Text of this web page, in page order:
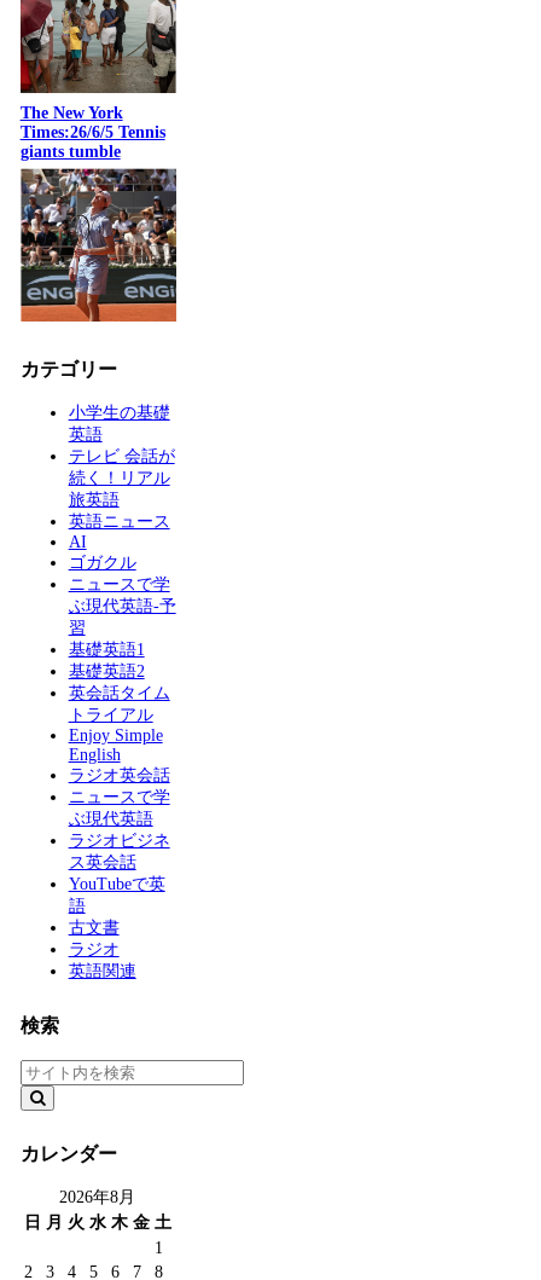
The New York
Times:26/6/5 Tennis
giants tumble
カテゴリー
小学生の基礎
英語
テレビ 会話が
続く！リアル
旅英語
英語ニュース
AI
ゴガクル
ニュースで学
ぶ現代英語-予
習
基礎英語1
基礎英語2
英会話タイム
トライアル
Enjoy Simple
English
ラジオ英会話
ニュースで学
ぶ現代英語
ラジオビジネ
ス英会話
YouTubeで英
語
古文書
ラジオ
英語関連
検索
カレンダー
2026年8月
日 月 火 水 木 金 土
1
2
3 4 5 6 7 8